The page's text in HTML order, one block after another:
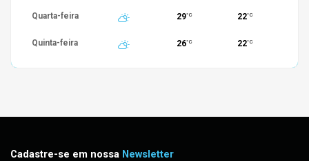
Quarta-feira 29°C 22°C
Quinta-feira 26°C 22°C
Cadastre-se em nossa Newsletter